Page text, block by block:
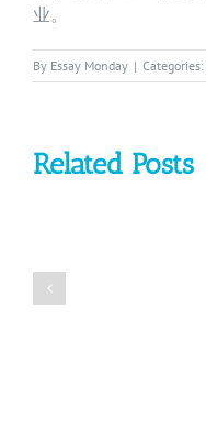
业。
By Essay Monday | Categories:
Related Posts